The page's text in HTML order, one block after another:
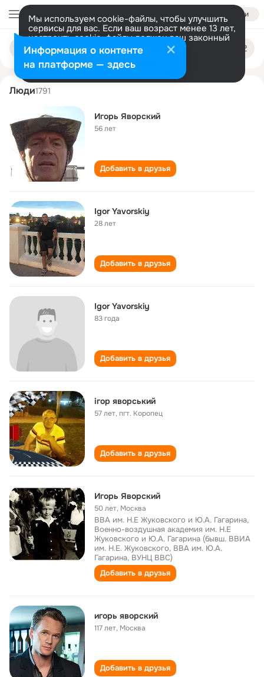
Войти
Мы используем cookie-файлы, чтобы улучшить
сервисы для вас. Если ваш возраст менее 13 лет,
настроить cookie-файлы должен ваш законный
представитель. Больше информации
Разрешить все Настроить
Поиск
людям
igor yavorskiy
Люди1791
Игорь Яворский
56 лет
Добавить в друзья
Igor Yavorskiy
28 лет
Добавить в друзья
Igor Yavorskiy
83 года
Добавить в друзья
ігор яворський
57 лет,пгт. Коропец
Добавить в друзья
Игорь Яворский
50 лет, Москва
ВВА им. Н.Е Жуковского и Ю.А. Гагарина,
Военно-воздушная академия им. Н.Е
Жуковского и Ю.А. Гагарина (бывш. ВВИА
им. Н.Е. Жуковского, ВВА им. Ю.А.
Гагарина, ВУНЦ ВВС)
Добавить в друзья
игорь яворский
117 лет, Москва
Добавить в друзья
Информация о контенте
на платформе — здесь